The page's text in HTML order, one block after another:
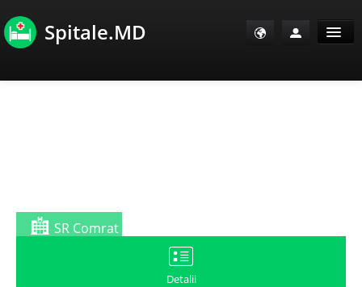
Spitale.MD
E-Sănătate Pacienți
SR Comrat
Detalii